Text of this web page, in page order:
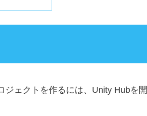
ジェクトを作るには、Unity Hubを開